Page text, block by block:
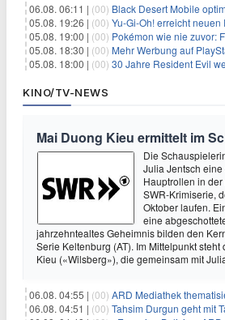
06.08. 06:11 | (00) Black Desert Mobile optimiert
05.08. 19:26 | (00) Yu‑Gi‑Oh! erreicht neuen
05.08. 19:00 | (00) Pokémon wie nie zuvor: Fan-Mod bringt
05.08. 18:30 | (00) Mehr Werbung auf PlayStation?
05.08. 18:00 | (00) 30 Jahre Resident Evil werden
KINO/TV-NEWS
Mai Duong Kieu ermittelt im
Die
Julia Jentsch
Hauptrollen in
SWR-Krimiserie,
Oktober laufen.
eine
jahrzehntealtes Geheimnis bilden den
Serie Keltenburg (AT). Im Mittelpunkt
Kieu («Wilsberg»), die gemeinsam mit
06.08. 04:55 | (00) ARD Mediathek thematisiert
06.08. 04:51 | (00) Tahsim Durgun geht mit